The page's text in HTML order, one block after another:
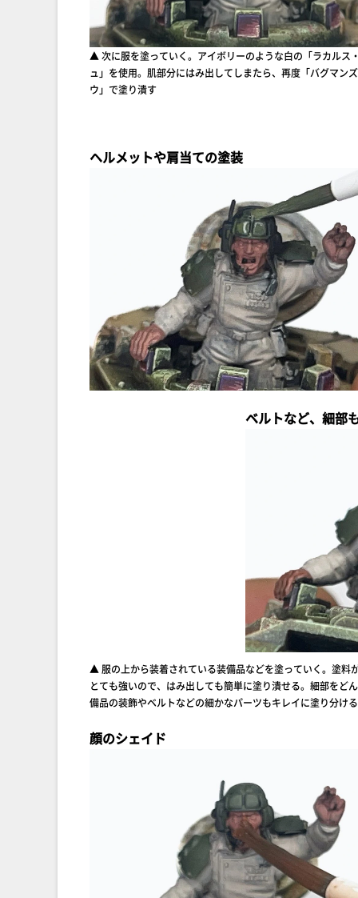
▲ 次に服を塗っていく。アイボリーのような白の「ラカルス
ュ」を使用。肌部分にはみ出してしまたら、再度「バグマン
ウ」で塗り潰す
ヘルメットや肩当ての塗装
ベルトなど、細部
▲ 服の上から装着されている装備品などを塗っていく。塗料
とても強いので、はみ出しても簡単に塗り潰せる。細部をど
備品の装飾やベルトなどの細かなパーツもキレイに塗り分け
顔のシェイド